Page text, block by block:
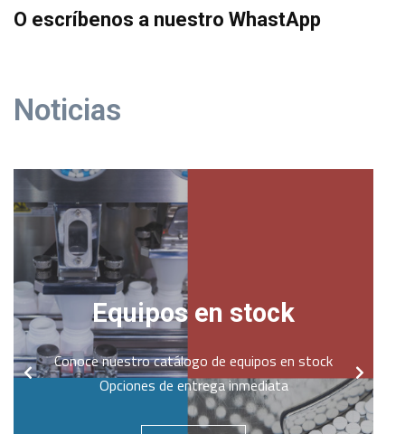
O escríbenos a nuestro WhastApp
Noticias
Equipos en stock
Conoce nuestro catálogo de equipos en stock
Opciones de entrega inmediata